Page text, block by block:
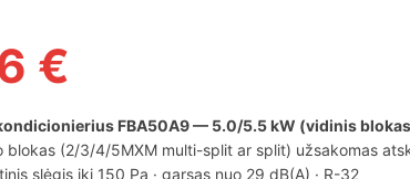
€
FBA50A9 — 5.0/5.5 kW (vidinis
(2/3/4/5MXM multi-split ar split) užsakomas
slėgis iki 150 Pa · garsas nuo 29 dB(A) · R-32